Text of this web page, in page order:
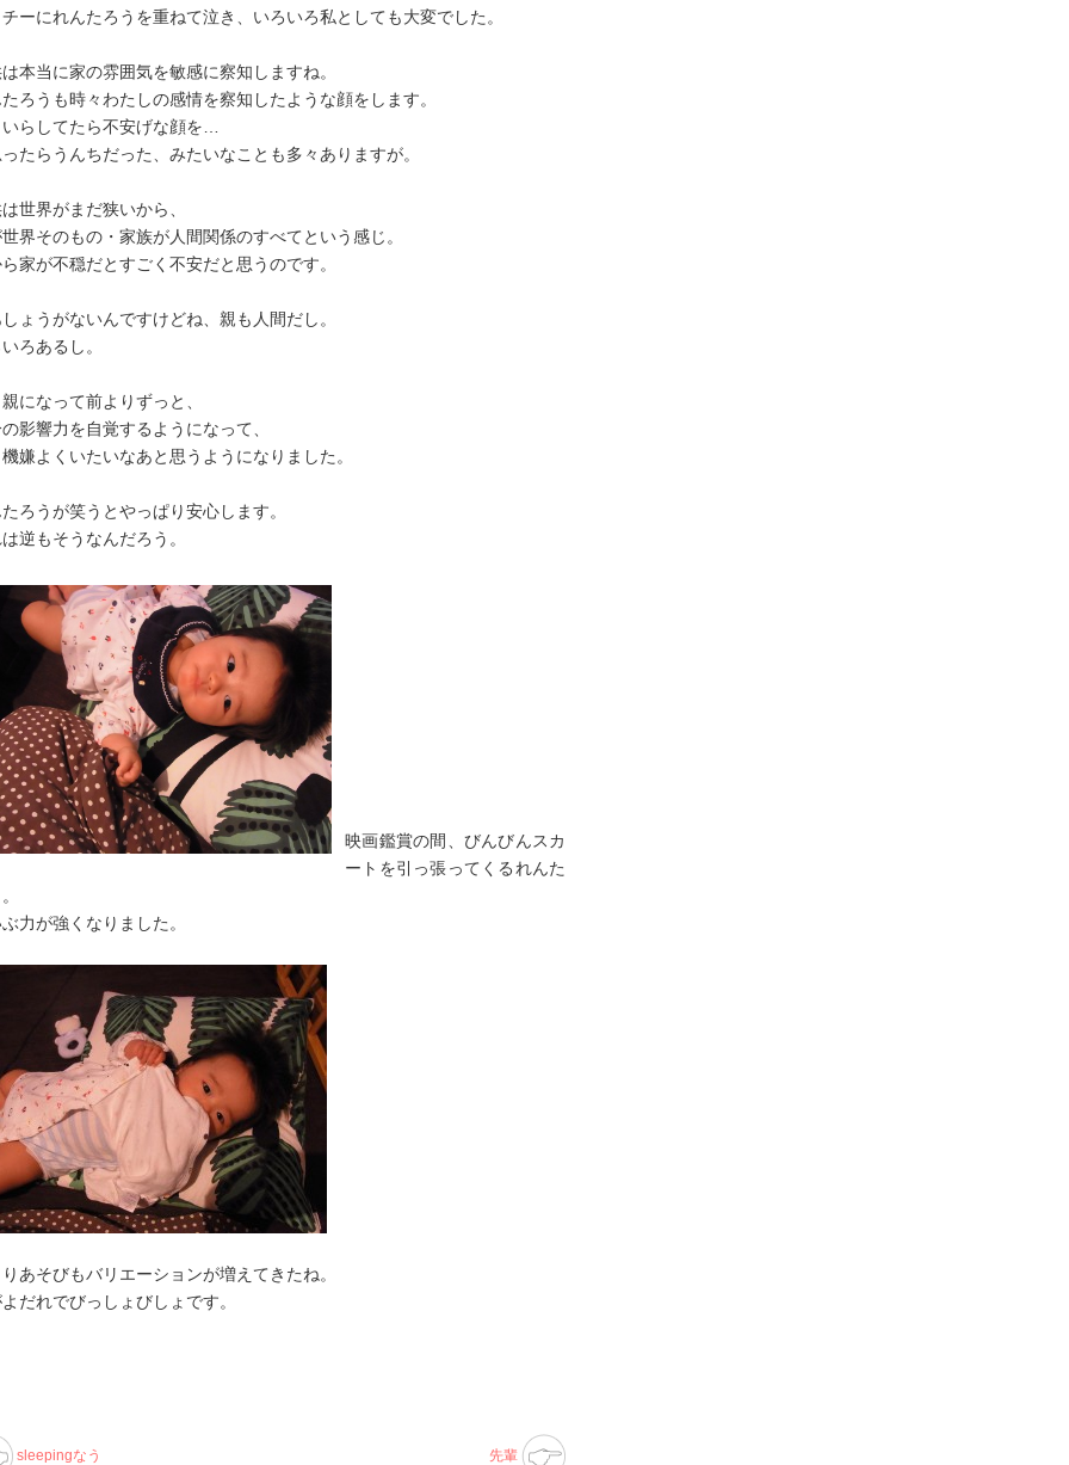
ーにれんたろうを重ねて泣き、いろいろ私としても大変でした。
本当に家の雰囲気を敏感に察知しますね。
ろうも時々わたしの感情を察知したような顔をします。
らしてたら不安げな顔を…
たらうんちだった、みたいなことも多々ありますが。
世界がまだ狭いから、
界そのもの・家族が人間関係のすべてという感じ。
家が不穏だとすごく不安だと思うのです。
ょうがないんですけどね、親も人間だし。
ろあるし。
になって前よりずっと、
影響力を自覚するようになって、
嫌よくいたいなあと思うようになりました。
ろうが笑うとやっぱり安心します。
逆もそうなんだろう。
映画鑑賞の間、びんびんスカ
ートを引っ張ってくるれんた
力が強くなりました。
あそびもバリエーションが増えてきたね。
だれでびっしょびしょです。
sleepingなう 先輩